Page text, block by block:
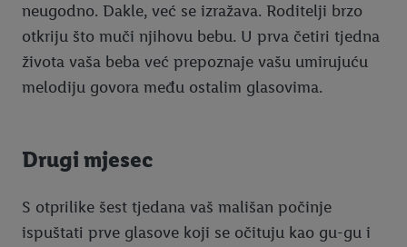
neugodno. Dakle, već se izražava. Roditelji brzo
otkriju što muči njihovu bebu. U prva četiri tjedna
života vaša beba već prepoznaje vašu umirujuću
melodiju govora među ostalim glasovima.
Drugi mjesec
S otprilike šest tjedana vaš mališan počinje
ispuštati prve glasove koji se očituju kao gu-gu i